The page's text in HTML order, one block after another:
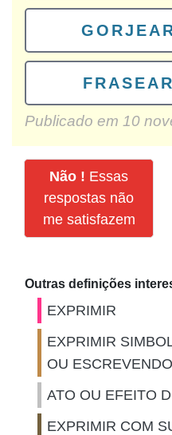
FRASEAR
Publicado em 10
Não ! Essas
respostas não
me satisfazem
Outras definições
EXPRIMIR
EXPRIMIR
OU ESCREVENDO
ATO OU EFEITO
EXPRIMIR COM